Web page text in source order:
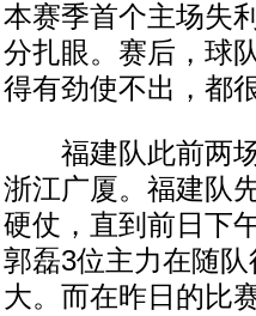
本赛季首个主场失
分扎眼。赛后，球
得有劲使不出，都
福建队此前两场
浙江广厦。福建队
硬仗，直到前日下
郭磊3位主力在随
大。而在昨日的比